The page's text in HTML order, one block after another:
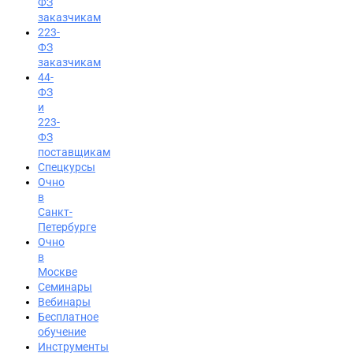
Вход на портал
8 (800) 200-24-26
заказчикам
223-
ФЗ
заказчикам
44-
ФЗ
и
223-
ФЗ
поставщикам
Спецкурсы
Очно
в
Санкт-
Петербурге
Очно
в
Москве
Семинары
Вебинары
Бесплатное
обучение
Инструменты